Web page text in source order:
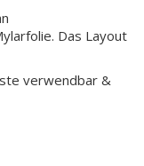
t
Das Layout
verwendbar &